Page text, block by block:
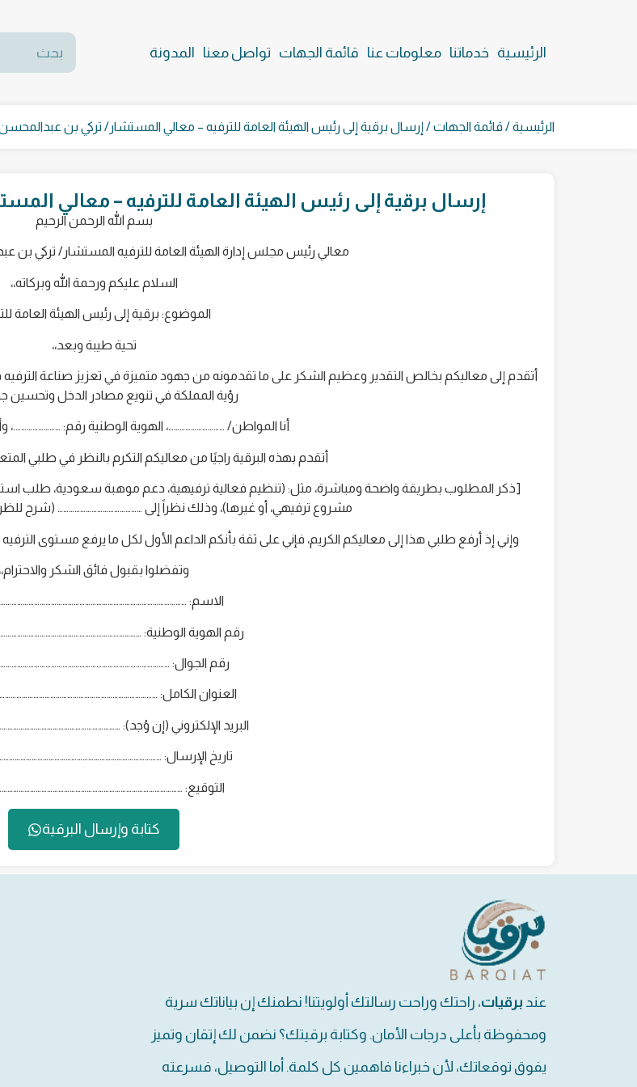
الرئيسية خدماتنا معلومات عنا قائمة الجهات تواصل معنا المدونة
الرئيسية/ قائمة الجهات/ إرسال برقية إلى رئيس الهيئة العامة للترفيه – معالي المستشار/ تركي بن
إرسال برقية إلى رئيس الهيئة العامة للترفيه – معالي
بسم الله الرحمن الرحيم
معالي رئيس مجلس إدارة الهيئة العامة للترفيه المستشار/ تركي بن
السلام عليكم ورحمة الله وبركاته،،
الموضوع: برقية إلى رئيس الهيئة العامة
تحية طيبة وبعد،،
أتقدم إلى معاليكم بخالص التقدير وعظيم الشكر على ما تقدمونه من جهود متميزة في تعزيز صناعة
رؤية المملكة في تنويع مصادر الدخل وتحسين
أنا المواطن/ …………………………، الهوية الوطنية رقم:
أتقدم بهذه البرقية راجيًا من معاليكم التكرم بالنظر في طلبي
[ذكر المطلوب بطريقة واضحة ومباشرة، مثل: (تنظيم فعالية ترفيهية، دعم موهبة سعودية، طلب
مشروع ترفيهي، أو غيرها)، وذلك نظراً إلى ……………………………………… (شرح
وإني إذ أرفع طلبي هذا إلى معاليكم الكريم، فإني على ثقة بأنكم الداعم الأول لكل ما يرفع مستوى
وتفضلوا بقبول فائق الشكر والاحترام،،
الاسم:
رقم الهوية الوطنية:
رقم الجوال:
العنوان الكامل:
البريد الإلكتروني (إن وُجد):
تاريخ الإرسال:
التوقيع:
كتابة وإرسال البرقية
عند برقيات، راحتك وراحت رسالتك أولويتنا! نطمنك إن بياناتك سرية
ومحفوظة بأعلى درجات الأمان. وكتابة برقيتك؟ نضمن لك إتقان وتميز
يفوق توقعاتك، لأن خبراءنا فاهمين كل كلمة. أما التوصيل، فسرعته